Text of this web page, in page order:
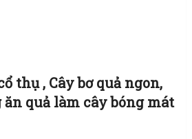
thụ , Cây bơ quả ngon,
ăn quả làm cây bóng mát